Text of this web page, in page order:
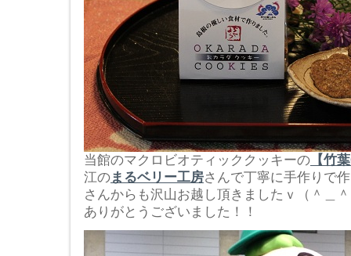
当館のマクロビオティッククッキーの 【竹
江のまるベリー工房さんで丁寧に手作りで
さんからも沢山お越し頂きましたｖ（＾＿
ありがとうございました！！